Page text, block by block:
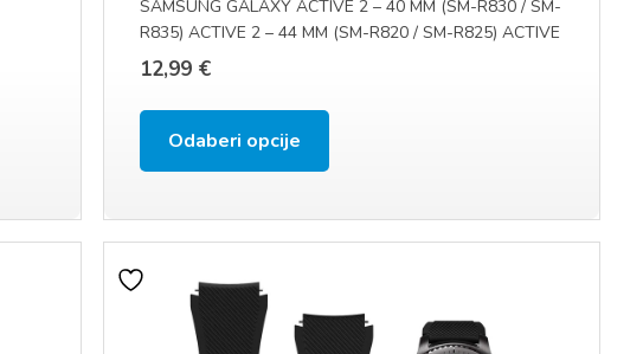
SAMSUNG GALAXY ACTIVE 2 – 40 MM (SM-R830 / SM-
R835) ACTIVE 2 – 44 MM (SM-R820 / SM-R825) ACTIVE
(SM-R500) (20 MM)
12,99 €
Odaberi opcije
proizvod
više
Opcije